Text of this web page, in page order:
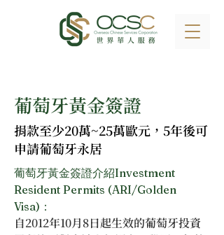
葡萄牙黃金簽證
捐款至少20萬~25萬歐元，5年後可
申請葡萄牙永居
葡萄牙黃金簽證介紹Investment
Resident Permits (ARI/Golden
Visa)：
自2012年10月8日起生效的葡萄牙投資